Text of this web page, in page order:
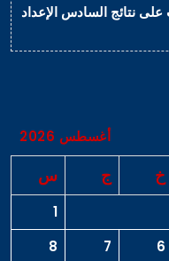
نتائج السادس الإعداد
أغسطس 2026
خ ج س
1
6
7
8